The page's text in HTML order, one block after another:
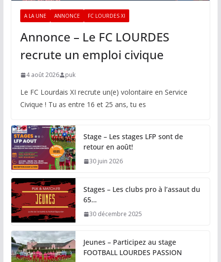
A LA UNE ANNONCE FC LOURDES XI
Annonce – Le FC LOURDES
recrute un emploi civique
4 août 2026 puk
Le FC Lourdais XI recrute un(e) volontaire en Service
Civique ! Tu as entre 16 et 25 ans, tu es
Stage – Les stages LFP sont de
retour en août!
30 juin 2026
Stages – Les clubs pro à l’assaut du
65…
30 décembre 2025
Jeunes – Participez au stage
FOOTBALL LOURDES PASSION